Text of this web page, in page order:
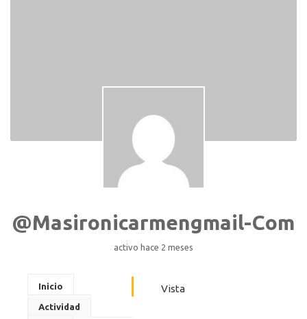
@masironicarmengmail-Com
activo hace 2 meses
Inicio
Actividad
Vista